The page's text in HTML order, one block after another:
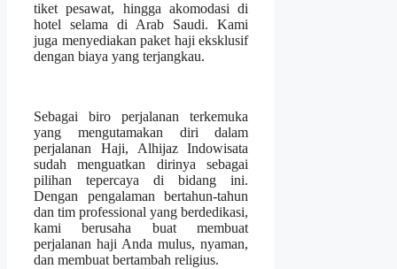
tiket pesawat, hingga akomodasi di
hotel selama di Arab Saudi. Kami
juga menyediakan paket haji eksklusif
dengan biaya yang terjangkau.
Sebagai biro perjalanan terkemuka
yang mengutamakan diri dalam
perjalanan Haji, Alhijaz Indowisata
sudah menguatkan dirinya sebagai
pilihan tepercaya di bidang ini.
Dengan pengalaman bertahun-tahun
dan tim professional yang berdedikasi,
kami berusaha buat membuat
perjalanan haji Anda mulus, nyaman,
dan membuat bertambah religius.